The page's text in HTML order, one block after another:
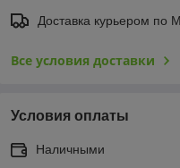
Доставка курьером по
Все условия доставки
Условия оплаты
Наличными